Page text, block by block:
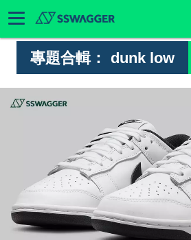
專題合輯： dunk low